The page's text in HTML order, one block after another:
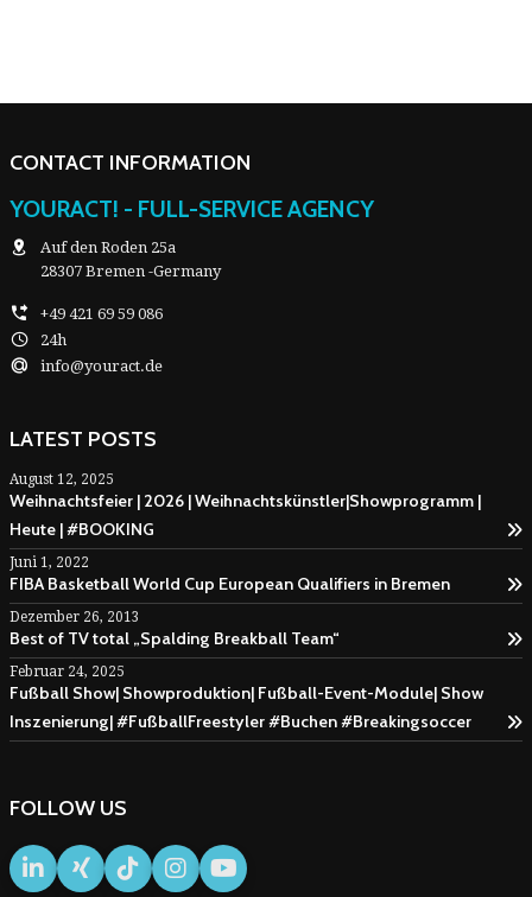
CONTACT INFORMATION
YOURACT! - FULL-SERVICE AGENCY
Auf den Roden 25a
28307 Bremen -Germany
+49 421 69 59 086
24h
info@youract.de
LATEST POSTS
August 12, 2025
Weihnachtsfeier | 2026 | Weihnachtskünstler|Showprogramm |
Heute | #BOOKING
Juni 1, 2022
FIBA Basketball World Cup European Qualifiers in Bremen
Dezember 26, 2013
Best of TV total „Spalding Breakball Team“
Februar 24, 2025
Fußball Show| Showproduktion| Fußball-Event-Module| Show
Inszenierung| #FußballFreestyler #Buchen #Breakingsoccer
FOLLOW US